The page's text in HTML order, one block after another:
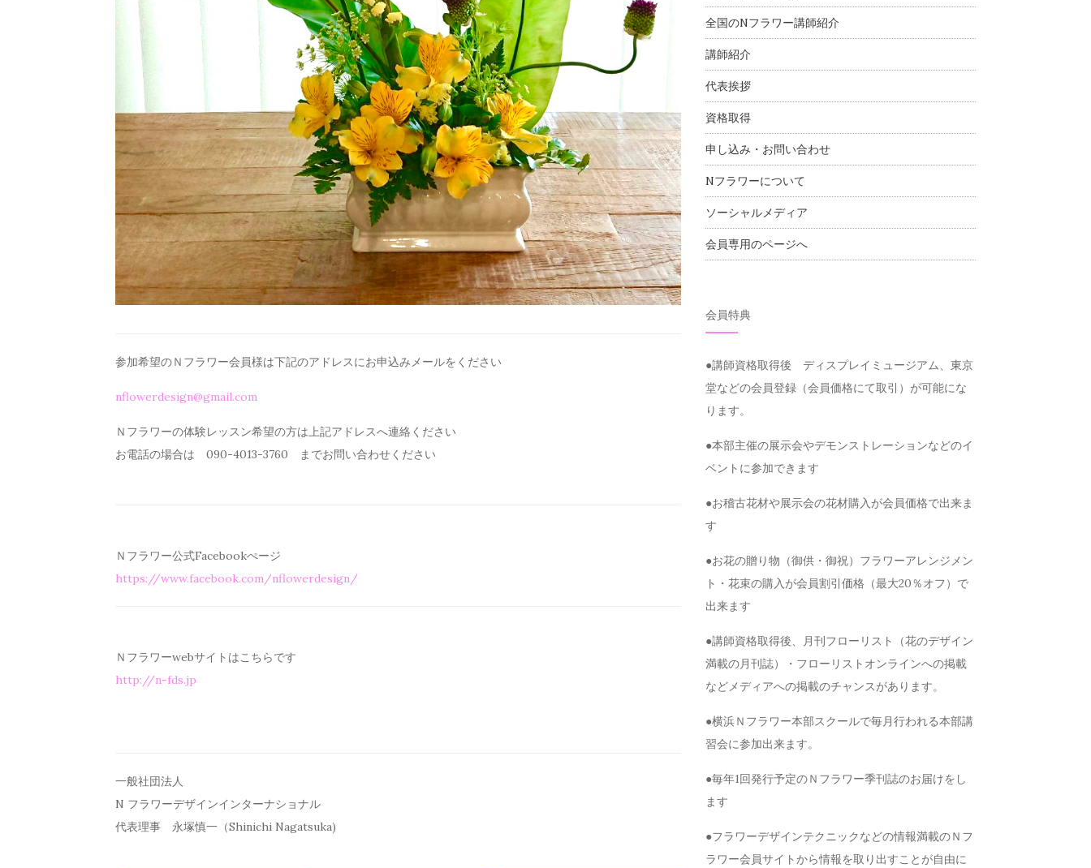
参加希望のＮフラワー会員様は下記のアドレスにお申込みメールを ください
nflowerdesign@gmail.com
Ｎフラワーの体験レッスン希望の方は上記アドレスへ連絡ください
お電話の場合は 090-4013-3760 までお問い合わせください
Ｎフラワー公式Facebookぺージ
https://www.facebook.com/nflowerdesign/
Ｎフラワーwebサイトはこちらです
http://n-fds.jp
一般社団法人
N フラワーデザインインターナショナル
代表理事 永塚慎一（Shinichi Nagatsuka)
全国のNフラワー講師紹介
講師紹介
代表挨拶
資格取得
申し込み・お問い合わせ
Nフラワーについて
ソーシャルメディア
会員専用のページへ
会員特典
●講師資格取得後 ディスプレイミュージアム、東京
堂などの会員登録（会員価格にて取引）が可能にな
ります。
●本部主催の展示会やデモンストレーションなどのイ
ベントに参加できます
●お稽古花材や展示会の花材購入が会員価格で出来ま
す
●お花の贈り物（御供・御祝）フラワーアレンジメン
ト・花束の購入が会員割引価格（最大20％オフ）で
出来ます
●講師資格取得後、月刊フローリスト（花のデザイン
満載の月刊誌）・フローリストオンラインへの掲載
などメディアへの掲載のチャンスがあります。
●横浜Ｎフラワー本部スクールで毎月行われる本部講
習会に参加出来ます。
●毎年1回発行予定のＮフラワー季刊誌のお届けをし
ます
●フラワーデザインテクニックなどの情報満載のＮフ
ラワー会員サイトから情報を取り出すことが自由に